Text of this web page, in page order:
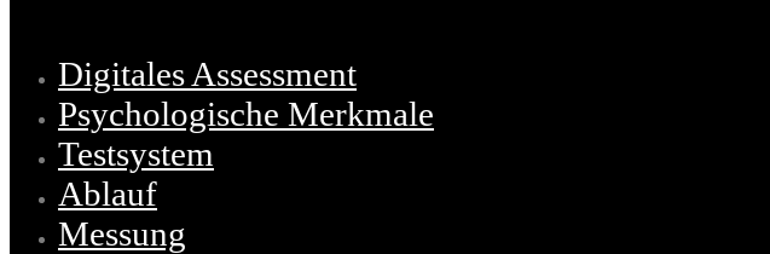
Digitales Assessment
Psychologische Merkmale
Testsystem
Ablauf
Messung